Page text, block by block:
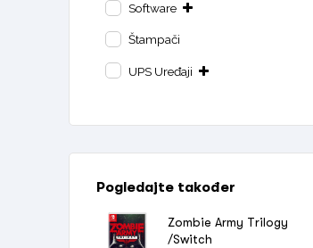
Software
Štampači
UPS Uređaji
Pogledajte također
Zombie Army Trilogy
/Switch